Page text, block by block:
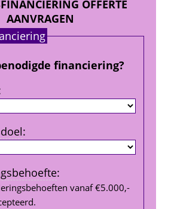
OFFERTE
AANVRAGEN
financiering?
:
:
vanaf €5.000,-